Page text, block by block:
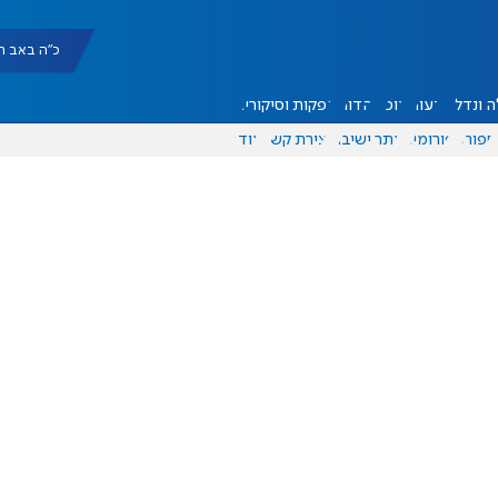
כ"ה באב תשפ"ו
ונדל"ן דעות אוכל יהדות הפקות וסיקורים
ספורט פורומים אתר ישיבה יצירת קשר עוד